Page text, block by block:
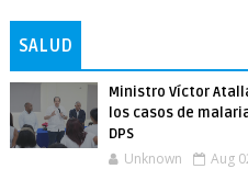
SALUD
Ministro Víctor
los casos de
DPS
Unknown Aug